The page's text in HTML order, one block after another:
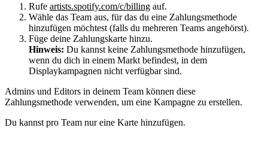
Rufe artists.spotify.com/c/billing auf.
Wähle das Team aus, für das du eine Zahlungsmethode
hinzufügen möchtest (falls du mehreren Teams angehörst).
Füge deine Zahlungskarte hinzu.
Hinweis: Du kannst keine Zahlungsmethode hinzufügen,
wenn du dich in einem Markt befindest, in dem
Displaykampagnen nicht verfügbar sind.
Admins und Editors in deinem Team können diese
Zahlungsmethode verwenden, um eine Kampagne zu erstellen.
Du kannst pro Team nur eine Karte hinzufügen.